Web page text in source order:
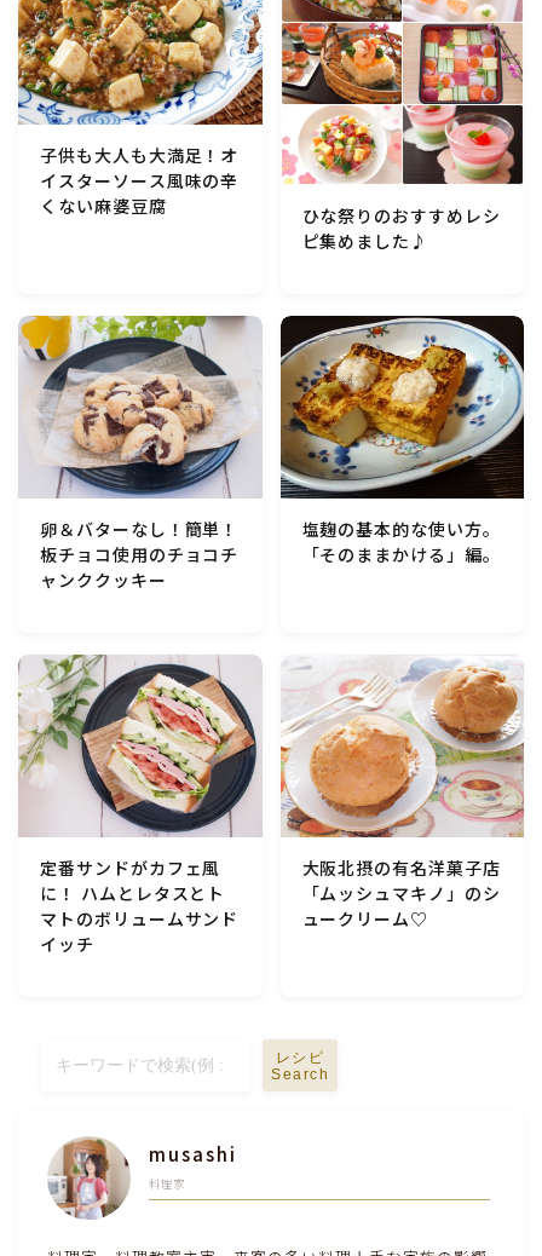
子供も大人も大満足！オ
イスターソース風味の辛
くない麻婆豆腐
ひな祭りのおすすめレシ
ピ集めました♪
卵＆バターなし！簡単！
板チョコ使用のチョコチ
ャンククッキー
塩麹の基本的な使い方。
「そのままかける」編。
定番サンドがカフェ風
に！ ハムとレタスとト
マトのボリュームサンド
イッチ
大阪北摂の有名洋菓子店
「ムッシュマキノ」のシ
ュークリーム♡
レシピ
Search
musashi
料理家